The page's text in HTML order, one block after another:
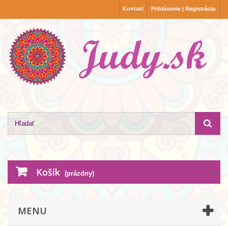
Prihlásenie | Registrácia
Kontakt
Košík (prázdny)
MENU